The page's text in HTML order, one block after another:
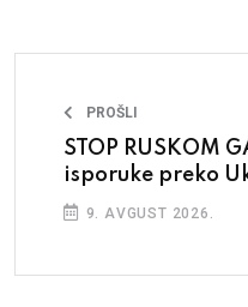
PROŠLI
STOP RUSKOM
isporuke preko
9. AVGUST 2026.